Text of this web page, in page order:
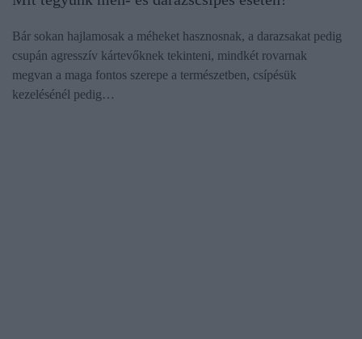
Bár sokan hajlamosak a méheket hasznosnak, a darazsakat pedig
csupán agresszív kártevőknek tekinteni, mindkét rovarnak
megvan a maga fontos szerepe a természetben, csípésük
kezelésénél pedig…